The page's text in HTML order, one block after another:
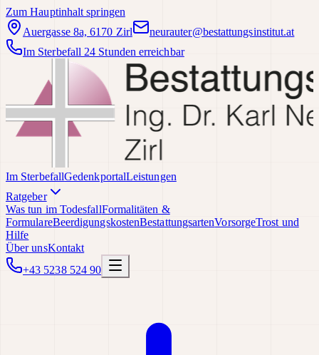
Zum Hauptinhalt springen
Auergasse 8a, 6170 Zirl
neurauter@bestattungsinstitut.at
Im Sterbefall 24 Stunden erreichbar
Im SterbefallGedenkportalLeistungen
Ratgeber
Was tun im TodesfallFormalitäten &
FormulareBeerdigungskostenBestattungsartenVorsorgeTrost und
Hilfe
Über unsKontakt
+43 5238 524 90